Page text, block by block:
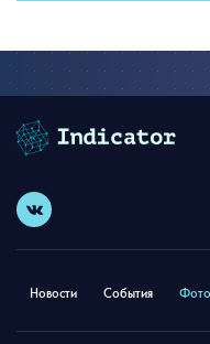
Новости События